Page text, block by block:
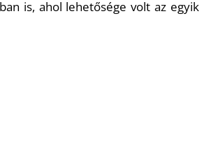
is, ahol lehetősége volt az egyik